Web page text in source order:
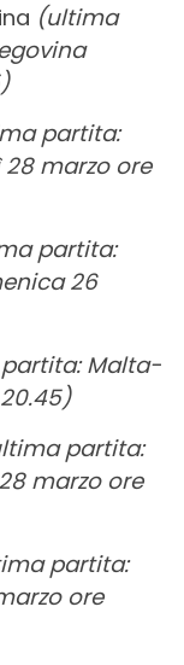
(ultima
partita:
marzo ore
partita:
26
Malta-
partita:
marzo ore
partita:
ore